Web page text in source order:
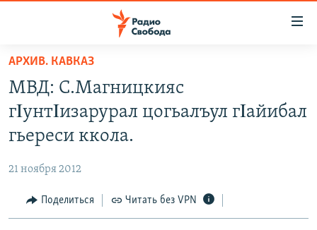
упрощенного
доступа
Вернуться
основному
Вернутся
ПОДКАСТЫ
АВТОРСКИЕ ПРОЕКТЫ
МНЕНИЯ
КУЛЬТУРА
АРХИВ. КАВКАЗ
МВД: С.Магницкияс
гΙунтΙизарурал цогьалъул гΙайибал
гьереси ккола.
21 ноября 2012
Поделиться Читать без VPN